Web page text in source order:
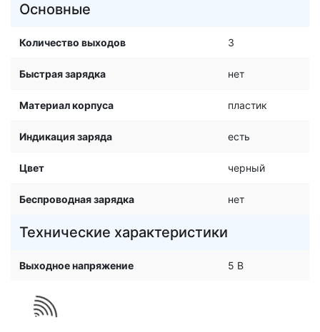
Основные
Количество выходов 3
Быстрая зарядка нет
Материал корпуса пластик
Индикация заряда есть
Цвет черный
Беспроводная зарядка нет
Технические характеристики
Выходное напряжение 5 В